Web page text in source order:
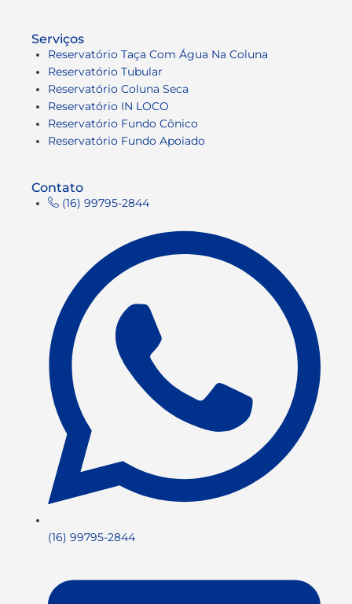
Serviços
Reservatório Taça Com Água Na Coluna
Reservatório Tubular
Reservatório Coluna Seca
Reservatório IN LOCO
Reservatório Fundo Cônico
Reservatório Fundo Apoiado
Contato
(16) 99795-2844
(16) 99795-2844